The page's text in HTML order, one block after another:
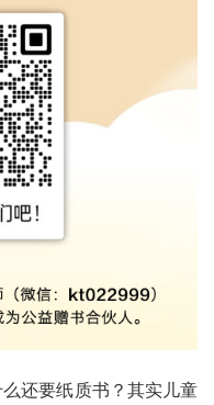
还要纸质书？其实儿童